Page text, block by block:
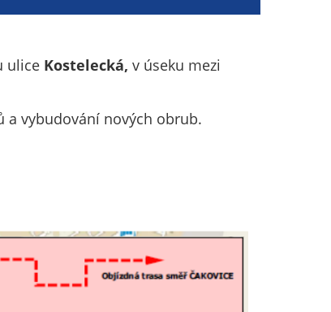
ulice Kostelecká, v úseku mezi
a vybudování nových obrub.